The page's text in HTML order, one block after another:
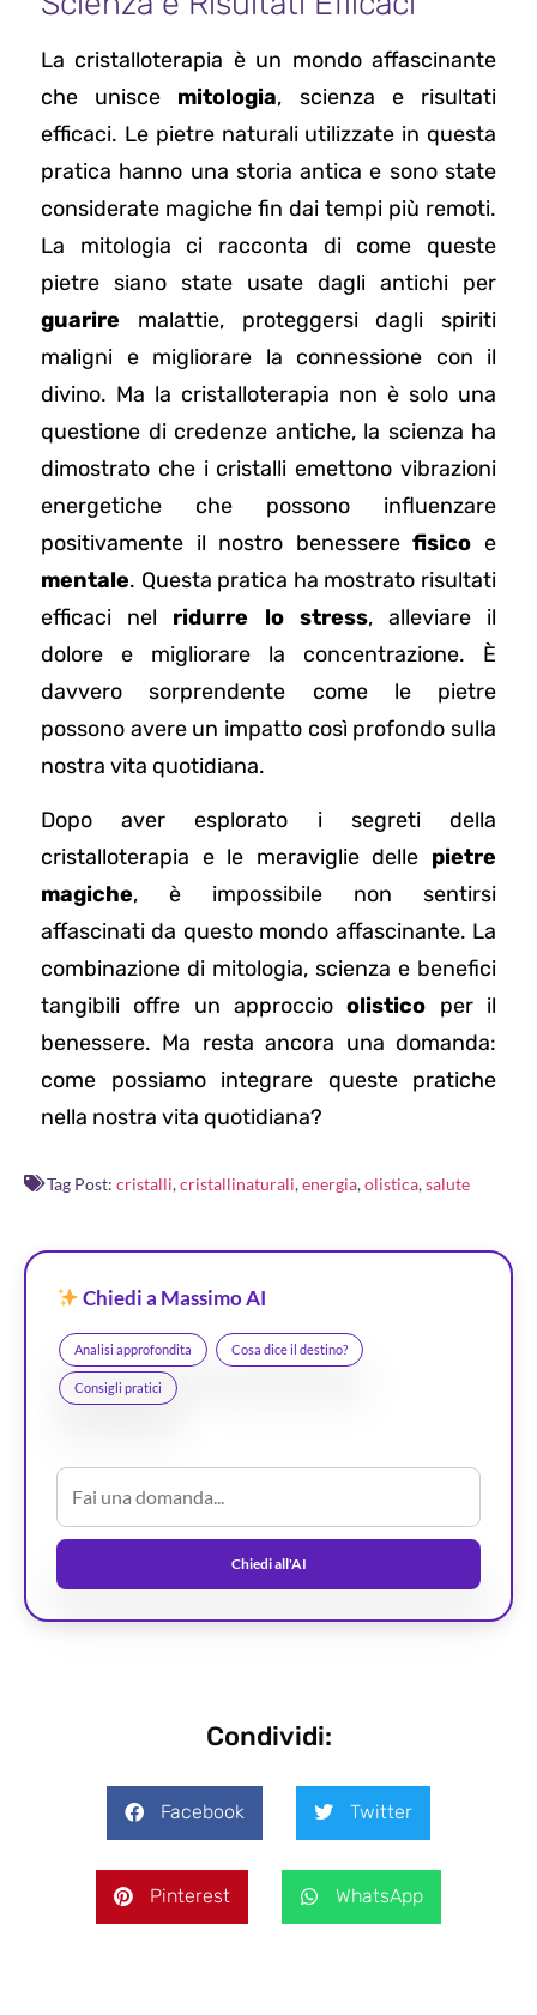
La cristalloterapia è un mondo affascinante
che unisce mitologia, scienza e risultati
efficaci. Le pietre naturali utilizzate in questa
pratica hanno una storia antica e sono state
considerate magiche fin dai tempi più remoti.
La mitologia ci racconta di come queste
pietre siano state usate dagli antichi per
guarire malattie, proteggersi dagli spiriti
maligni e migliorare la connessione con il
divino. Ma la cristalloterapia non è solo una
questione di credenze antiche, la scienza ha
dimostrato che i cristalli emettono vibrazioni
energetiche che possono influenzare
positivamente il nostro benesserefisico e
mentale. Questa pratica ha mostrato risultati
efficaci nel ridurre lo stress, alleviare il
dolore e migliorare la concentrazione. È
davvero sorprendente come le pietre
possono avere un impatto così profondo sulla
nostra vita quotidiana.
Dopo aver esplorato i segreti della
cristalloterapia e le meraviglie delle pietre
magiche, è impossibile non sentirsi
affascinati da questo mondo affascinante. La
combinazione di mitologia, scienza e benefici
tangibili offre un approccioolistico per il
benessere. Ma resta ancora una domanda:
come possiamo integrare queste pratiche
nella nostra vita quotidiana?
Tag Post: cristalli,cristallinaturali,energia,olistica,salute
Chiedi a Massimo AI
Analisi approfondita Cosa dice il destino?
Consigli pratici
Chiedi all'AI
Condividi:
Facebook Twitter
Pinterest WhatsApp